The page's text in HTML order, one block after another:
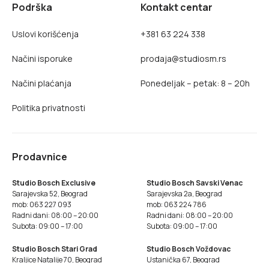
Podrška
Uslovi korišćenja
Načini isporuke
Načini plaćanja
Politika privatnosti
Kontakt centar
+381 63 224 338
prodaja@studiosm.rs
Ponedeljak – petak: 8 – 20h
Prodavnice
Studio Bosch Exclusive
Sarajevska 52, Beograd
mob: 063 227 093
Radni dani: 08:00 – 20:00
Subota: 09:00 – 17:00
Studio Bosch Savski Venac
Sarajevska 2a, Beograd
mob: 063 224 786
Radni dani: 08:00 – 20:00
Subota: 09:00 – 17:00
Studio Bosch Stari Grad
Kraljice Natalije 70, Beograd
Studio Bosch Voždovac
Ustanička 67, Beograd